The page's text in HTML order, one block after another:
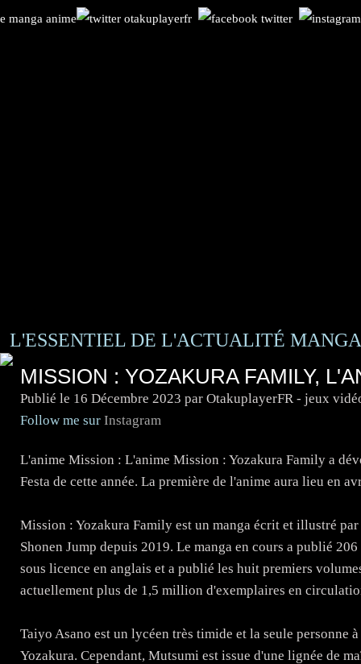
L'ESSENTIEL DE L'ACTUALITÉ
MISSION : YOZAKURA FAMILY,
Publié le 16 Décembre 2023 par OtakuplayerFR - jeux
Follow me sur Instagram
L'anime Mission : L'anime Mission : Yozakura Family a
Festa de cette année. La première de l'anime aura lieu en
Mission : Yozakura Family est un manga écrit et illustré
Shonen Jump depuis 2019. Le manga en cours a publié
sous licence en anglais et a publié les huit premiers
actuellement plus de 1,5 million d'exemplaires en
Taiyo Asano est un lycéen très timide et la seule personne
Yozakura. Cependant, Mutsumi est issue d'une lignée de